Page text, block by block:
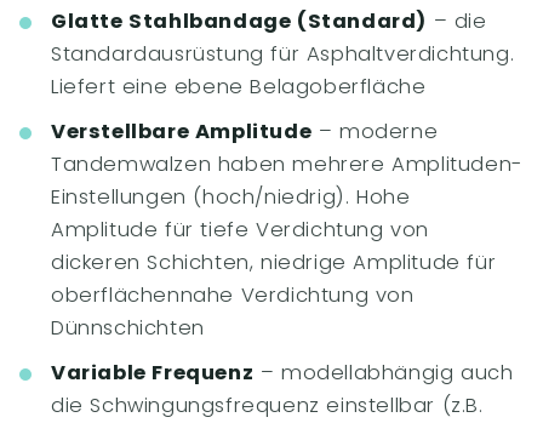
Glatte Stahlbandage (Standard) – die
Standardausrüstung für Asphaltverdichtung.
Liefert eine ebene Belagoberfläche
Verstellbare Amplitude – moderne
Tandemwalzen haben mehrere Amplituden-
Einstellungen (hoch/niedrig). Hohe
Amplitude für tiefe Verdichtung von
dickeren Schichten, niedrige Amplitude für
oberflächennahe Verdichtung von
Dünnschichten
Variable Frequenz – modellabhängig auch
die Schwingungsfrequenz einstellbar (z.B.